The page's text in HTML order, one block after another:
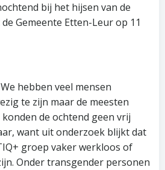
bij het hijsen van de
Gemeente Etten-Leur op 11
hebben veel mensen
te zijn maar de meesten
de ochtend geen vrij
want uit onderzoek blijkt dat
groep vaker werkloos of
Onder transgender personen